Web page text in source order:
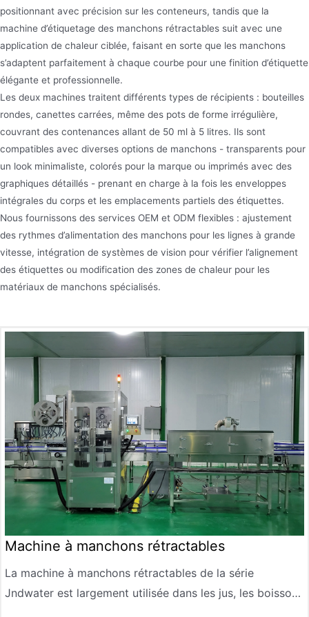
positionnant avec précision sur les conteneurs, tandis que la
machine d’étiquetage des manchons rétractables suit avec une
application de chaleur ciblée, faisant en sorte que les manchons
s’adaptent parfaitement à chaque courbe pour une finition d’étiquette
élégante et professionnelle.
Les deux machines traitent différents types de récipients : bouteilles
rondes, canettes carrées, même des pots de forme irrégulière,
couvrant des contenances allant de 50 ml à 5 litres. Ils sont
compatibles avec diverses options de manchons - transparents pour
un look minimaliste, colorés pour la marque ou imprimés avec des
graphiques détaillés - prenant en charge à la fois les enveloppes
intégrales du corps et les emplacements partiels des étiquettes.
Nous fournissons des services OEM et ODM flexibles : ajustement
des rythmes d’alimentation des manchons pour les lignes à grande
vitesse, intégration de systèmes de vision pour vérifier l’alignement
des étiquettes ou modification des zones de chaleur pour les
matériaux de manchons spécialisés.
Machine à manchons rétractables
La machine à manchons rétractables de la série
Jndwater est largement utilisée dans les jus, les boissons